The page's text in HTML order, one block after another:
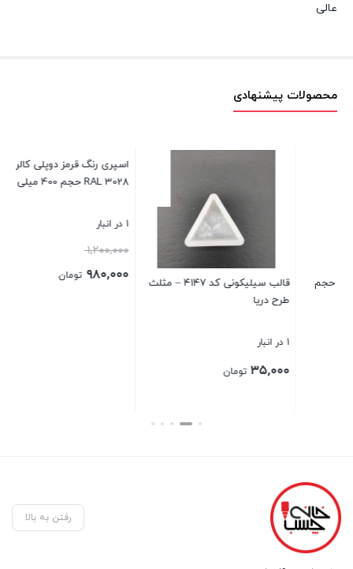
عالی
محصولات پیشنهادی
کد ۴۱۴۷ – مثلث
اسپری رنگ قرمز دوپلی کالر مدل
RAL 3028 حجم 400 میلی لیتر
۱,۲۰۰,۰۰۰قیمت
اسکوپ سنگ پروانه دهقان ۹۰
کیسه ۲۵۰ عددی
موجود
۵,۴۵۰,۰۰۰ تومان
۲,۲۰۰ تومانPrice
رفتن به بالا